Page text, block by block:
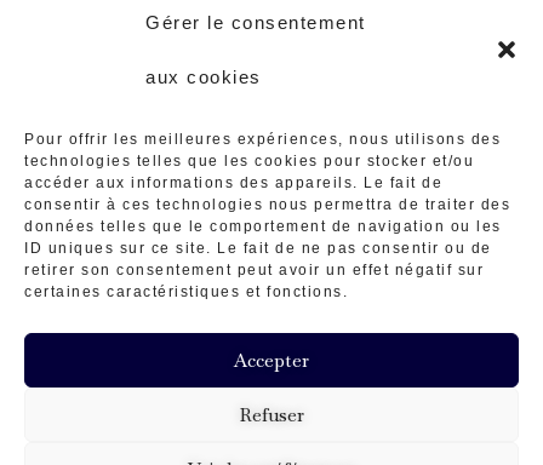
Gérer le consentement
aux cookies
Pour offrir les meilleures expériences, nous utilisons des
technologies telles que les cookies pour stocker et/ou
accéder aux informations des appareils. Le fait de
consentir à ces technologies nous permettra de traiter des
données telles que le comportement de navigation ou les
ID uniques sur ce site. Le fait de ne pas consentir ou de
retirer son consentement peut avoir un effet négatif sur
certaines caractéristiques et fonctions.
Accepter
Refuser
Adresse :
Ambares et Lagrave
Téléphone :
0629416839
E-mail :
ateliermineraux@gmail.
Mon compte CGV